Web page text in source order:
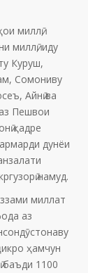
миллӣ,
миллӣ, иду
Куруш,
Сомониву
Айнӣ ва
Пешвои
қадре
дунёи
намуд.
миллат
аз
ҳамчун
баъди 1100